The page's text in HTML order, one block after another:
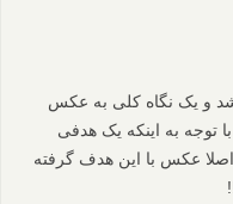
و یک نگاه کلی به عکس
به اینکه یک هدفی
عکس با این هدف گرفته